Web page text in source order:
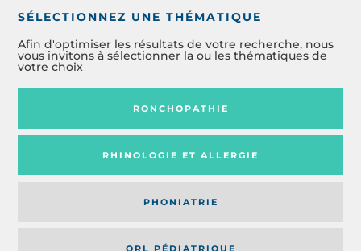
SÉLECTIONNEZ UNE THÉMATIQUE
Afin d'optimiser les résultats de votre recherche, nous
vous invitons à sélectionner la ou les thématiques de
votre choix
RONCHOPATHIE
RHINOLOGIE ET ALLERGIE
PHONIATRIE
ORL PÉDIATRIQUE